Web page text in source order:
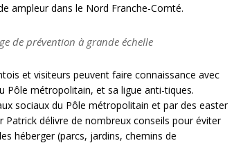
ampleur dans le Nord Franche-Comté.
de prévention à grande échelle
et visiteurs peuvent faire connaissance avec
Pôle métropolitain, et sa ligue anti-tiques.
sociaux du Pôle métropolitain et par des easter
Patrick délivre de nombreux conseils pour éviter
héberger (parcs, jardins, chemins de